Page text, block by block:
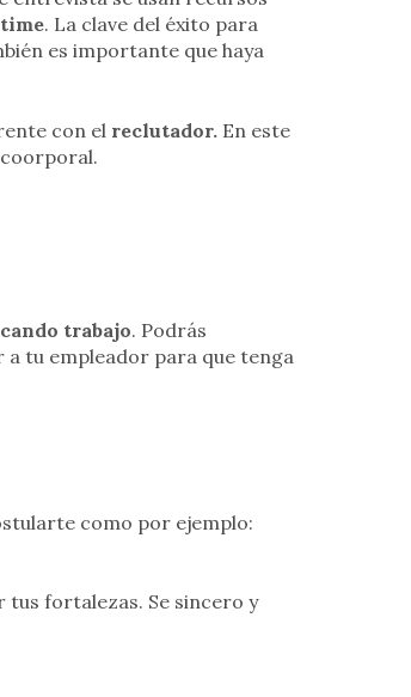
time. La clave del éxito para
es importante que haya
con el reclutador. En este
trabajo. Podrás
tu empleador para que tenga
como por ejemplo:
tus fortalezas. Se sincero y